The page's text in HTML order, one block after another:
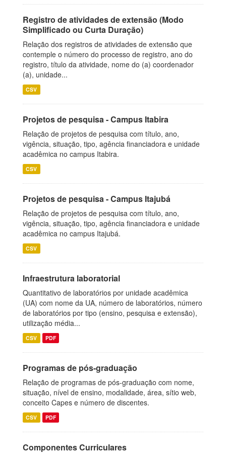
Registro de atividades de extensão (Modo
Simplificado ou Curta Duração)
Relação dos registros de atividades de extensão que
contemple o número do processo de registro, ano do
registro, título da atividade, nome do (a) coordenador
(a), unidade...
CSV
Projetos de pesquisa - Campus Itabira
Relação de projetos de pesquisa com título, ano,
vigência, situação, tipo, agência financiadora e unidade
acadêmica no campus Itabira.
CSV
Projetos de pesquisa - Campus Itajubá
Relação de projetos de pesquisa com título, ano,
vigência, situação, tipo, agência financiadora e unidade
acadêmica no campus Itajubá.
CSV
Infraestrutura laboratorial
Quantitativo de laboratórios por unidade acadêmica
(UA) com nome da UA, número de laboratórios, número
de laboratórios por tipo (ensino, pesquisa e extensão),
utilização média...
CSV PDF
Programas de pós-graduação
Relação de programas de pós-graduação com nome,
situação, nível de ensino, modalidade, área, sítio web,
conceito Capes e número de discentes.
CSV PDF
Componentes Curriculares